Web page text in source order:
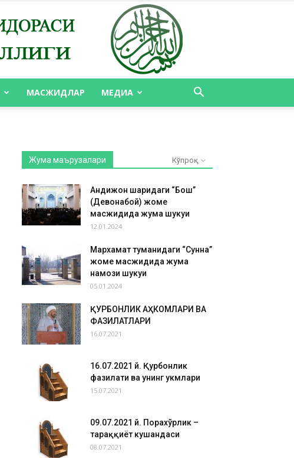
МАСЖИДЛАР МЕДИА
Жума маърузалари Кўпроқ
Андижон шаҳридаги “Бош”
(Девонабой) жоме
масжидида жума шукуҳи
12.01.2024
Мархамат туманидаги “Сунна”
жоме масжидида жума
намози шукуҳи
05.01.2024
ҚУРБОНЛИК АҲКОМЛАРИ ВА
ФАЗИЛАТЛАРИ
16.07.2021
16.07.2021 й. Қурбонлик
фазилати ва унинг ҳукмлари
15.07.2021
09.07.2021 й. Порахўрлик –
тараққиёт кушандаси
08.07.2021